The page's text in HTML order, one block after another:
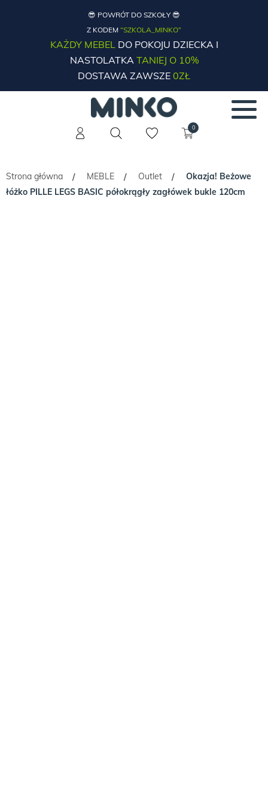
😎 POWRÓT DO SZKOŁY 😎
Z KODEM “SZKOLA_MINKO”
KAŻDY MEBELDO POKOJU DZIECKA I
NASTOLATKATANIEJ O 10%
DOSTAWA ZAWSZE 0ZŁ
0
Strona główna / MEBLE / Outlet /
Okazja! Beżowe
łóżko PILLE LEGS BASIC półokrągły zagłówek bukle 120cm